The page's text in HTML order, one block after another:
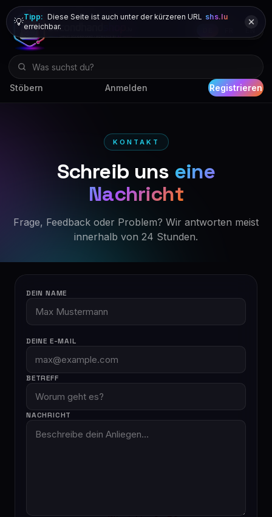
Stöbern Anmelden Registrieren
💡Tipp: Diese Seite ist auch unter der kürzeren URL shs.lu
erreichbar.
KONTAKT
Schreib uns eine
Nachricht
Frage, Feedback oder Problem? Wir antworten meist
innerhalb von 24 Stunden.
DEIN NAME
DEINE E-MAIL
BETREFF
NACHRICHT